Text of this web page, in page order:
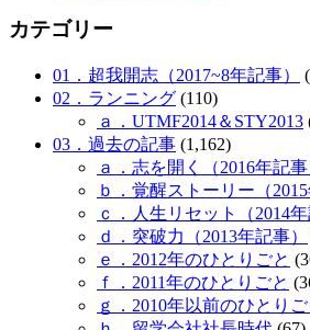
カテゴリー
01．超我開志（2017~8年記事）
02．ランニング (110)
ａ．UTMF2014＆STY2013
03．過去の記事 (1,162)
ａ．志を開く（2016年記事
ｂ．覚醒ストーリー（2015
ｃ．人生リセット（2014年
ｄ．突破力（2013年記事）
ｅ．2012年のひとりごと
ｆ．2011年のひとりごと
ｇ．2010年以前のひとりご